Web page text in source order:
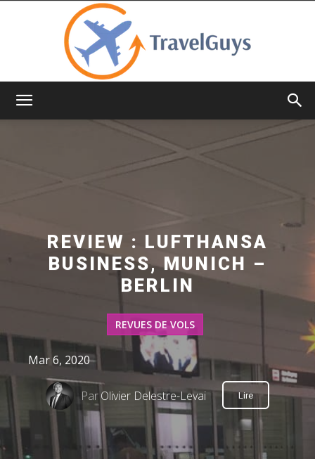
REVIEW : LUFTHANSA
BUSINESS, MUNICH –
BERLIN
REVUES DE VOLS
Mar 6, 2020
ParOlivier Delestre-Levai Lire